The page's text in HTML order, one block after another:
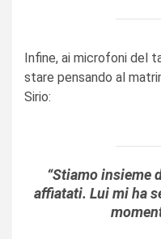
Infine, ai microfoni del
stare pensando al
Sirio:
“Stiamo insieme
affiatati. Lui mi ha